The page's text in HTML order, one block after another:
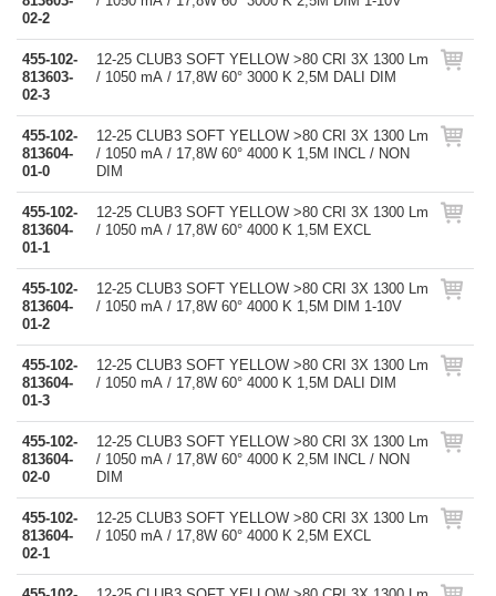
02-2
455-102-
813603-
02-3
12-25 CLUB3 SOFT YELLOW >80 CRI 3X 1300 Lm
/ 1050 mA / 17,8W 60° 3000 K 2,5M DALI DIM
455-102-
813604-
01-0
12-25 CLUB3 SOFT YELLOW >80 CRI 3X 1300 Lm
/ 1050 mA / 17,8W 60° 4000 K 1,5M INCL / NON
DIM
455-102-
813604-
01-1
12-25 CLUB3 SOFT YELLOW >80 CRI 3X 1300 Lm
/ 1050 mA / 17,8W 60° 4000 K 1,5M EXCL
455-102-
813604-
01-2
12-25 CLUB3 SOFT YELLOW >80 CRI 3X 1300 Lm
/ 1050 mA / 17,8W 60° 4000 K 1,5M DIM 1-10V
455-102-
813604-
01-3
12-25 CLUB3 SOFT YELLOW >80 CRI 3X 1300 Lm
/ 1050 mA / 17,8W 60° 4000 K 1,5M DALI DIM
455-102-
813604-
02-0
12-25 CLUB3 SOFT YELLOW >80 CRI 3X 1300 Lm
/ 1050 mA / 17,8W 60° 4000 K 2,5M INCL / NON
DIM
455-102-
813604-
02-1
12-25 CLUB3 SOFT YELLOW >80 CRI 3X 1300 Lm
/ 1050 mA / 17,8W 60° 4000 K 2,5M EXCL